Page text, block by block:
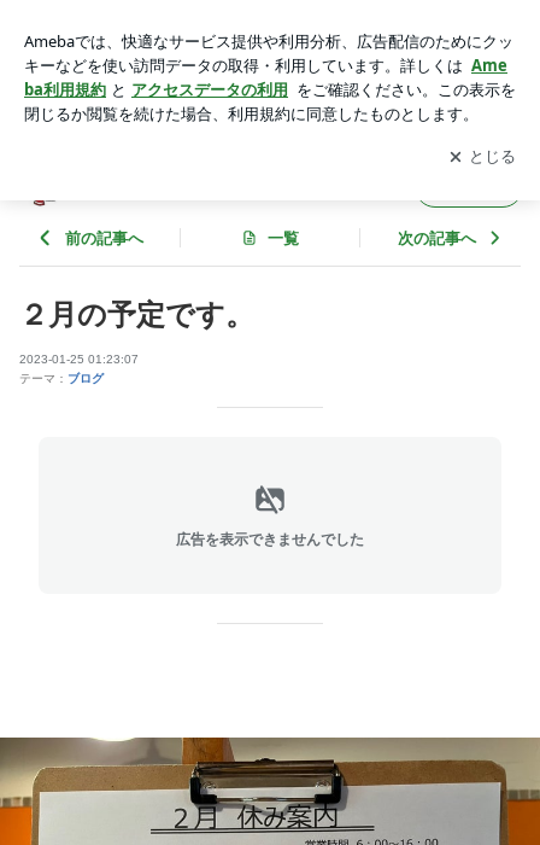
アプリをダウンロードして ブログの更新通知
を受け取りまし
ょう。
開く
前の記事へ 一覧 次の記事へ
２月の予定です。
2023-01-25 01:23:07
テーマ： ブログ
広告を表示できませんでした